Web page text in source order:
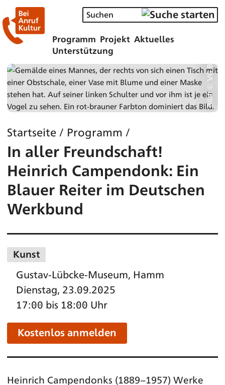
Programm Projekt Aktuelles
Unterstützung
Startseite / Programm /
In aller Freundschaft!
Heinrich Campendonk: Ein
Blauer Reiter im Deutschen
Werkbund
Kunst
Gustav-Lübcke-Museum, Hamm
Dienstag, 23.09.2025
17:00 bis 18:00 Uhr
Kostenlos anmelden
Heinrich Campendonks (1889–1957) Werke